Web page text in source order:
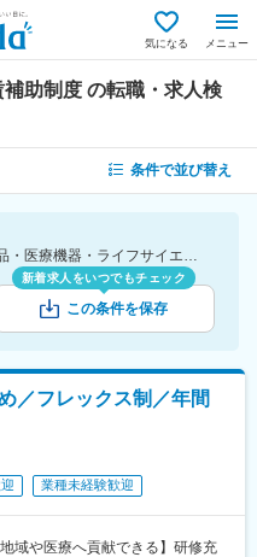
気になる メニュー
補助制度 の転職・求人検
条件で並び替え
[勤務地]静岡県 [業種]医薬品卸-医薬品・医療機器・ライフサイエンス・医療系サービス [詳細条件](待遇・福利厚生)社宅・家賃補助制度
新着求人をいつでもチェック
この条件を保存
／フレックス制／年間
業種未経験歓迎
域や医療へ貢献できる】研修充